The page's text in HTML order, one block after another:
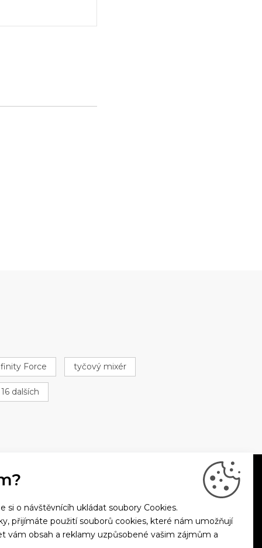
Force tyčový mixér
dalších
o návštěvnícíh ukládat soubory Cookies.
přijímáte použití souborů cookies, které nám umožňují
vám obsah a reklamy uzpůsobené vašim zájmům a